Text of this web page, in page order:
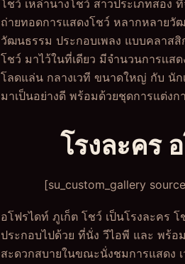
โชว์ เหล่านางโชว์ สาวประเภทสอ
ถ่ายทอดการแสดงโชว์ หลากหลายวั
วัฒนธรรม ประกอบเพลง แบบคลาสสิ
โชว์ มาไว้ในที่เดียว มีจำนวนการเเ
โลดแล่น กลางเวที ขนาดใหญ่ กับ นัก
มาเป็นอย่างดี พร้อมด้วยชุดการแต่ง
โรงละคร
[su_custom_gallery
อโฟรไดท์ ภูเก็ต โชว์ เป็นโรงละคร
ประกอบไปด้วย ที่นั่ง วีไอพี และ พร้อ
สะดวกสบายในขณะนั่งชมการแสดง